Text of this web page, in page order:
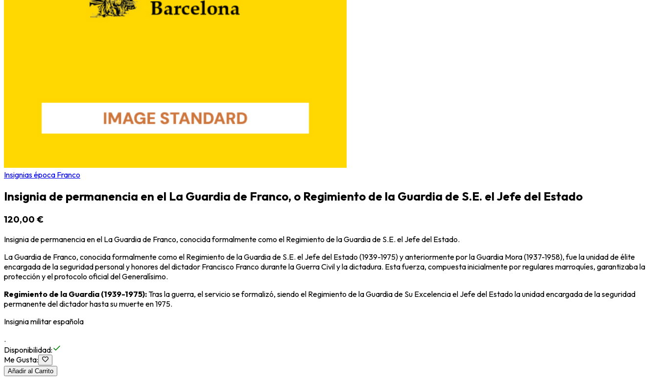
Insignias época Franco
Insignia de permanencia en el La Guardia de Franco, o Regimiento de la Guardia de S.E. el Jefe del Estado
120,00 €
Insignia de permanencia en el La Guardia de Franco, conocida formalmente como el Regimiento de la Guardia de S.E. el Jefe del Estado.
La Guardia de Franco, conocida formalmente como el Regimiento de la Guardia de S.E. el Jefe del Estado (1939-1975) y anteriormente por la Guardia Mora (1937-1958), fue la unidad de élite
encargada de la seguridad personal y honores del dictador Francisco Franco durante la Guerra Civil y la dictadura. Esta fuerza, compuesta inicialmente por regulares marroquíes, garantizaba la
protección y el protocolo oficial del Generalísimo.
Regimiento de la Guardia (1939-1975):Tras la guerra, el servicio se formalizó, siendo el Regimiento de la Guardia de Su Excelencia el Jefe del Estado la unidad encargada de la seguridad
permanente del dictador hasta su muerte en 1975.
Insignia militar española
.
Disponibilidad:
Me Gusta:
Añadir al Carrito